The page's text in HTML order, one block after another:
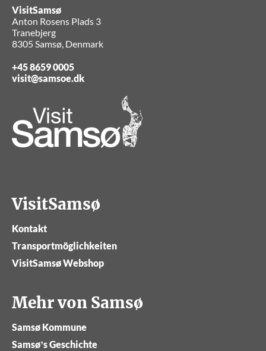
VisitSamsø
Anton Rosens Plads 3
Tranebjerg
8305 Samsø, Denmark
+45 8659 0005
visit@samsoe.dk
VisitSamsø
Kontakt
Transportmöglichkeiten
VisitSamsø Webshop
Mehr von Samsø
Samsø Kommune
Samsø’s Geschichte